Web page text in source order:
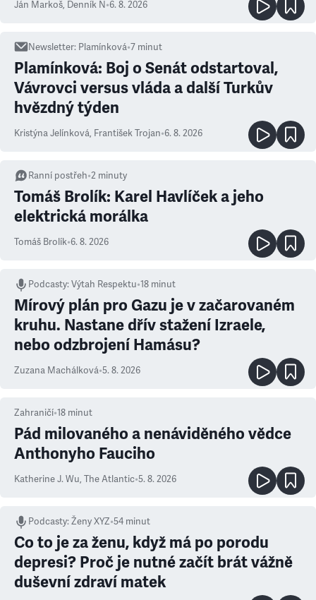
Ján Markoš, Denník N•6. 8. 2026
Newsletter: Plamínková•7 minut
Plamínková: Boj o Senát odstartoval,
Vávrovci versus vláda a další Turkův
hvězdný týden
Kristýna Jelínková, František Trojan•6. 8. 2026
Ranní postřeh•2 minuty
Tomáš Brolík: Karel Havlíček a jeho
elektrická morálka
Tomáš Brolík•6. 8. 2026
Podcasty:Výtah Respektu•18 minut
Mírový plán pro Gazu je v začarovaném
kruhu. Nastane dřív stažení Izraele,
nebo odzbrojení Hamásu?
Zuzana Machálková•5. 8. 2026
Zahraničí•18 minut
Pád milovaného a nenáviděného vědce
Anthonyho Fauciho
Katherine J. Wu, The Atlantic•5. 8. 2026
Podcasty:Ženy XYZ•54 minut
Co to je za ženu, když má po porodu
depresi? Proč je nutné začít brát vážně
duševní zdraví matek